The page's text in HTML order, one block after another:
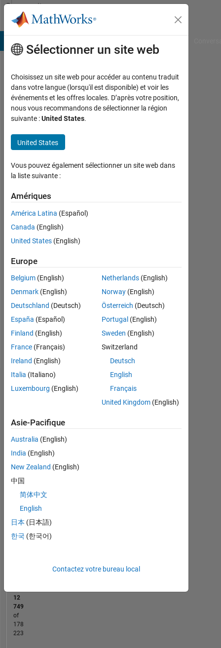
Passer au contenu
Community
Profile
Karen
Yadira
Lliguin
León
seen:
plus
ans il
y a
Actif
depuis
0
Following:
Tableau de bord
All Cody MATLAB Answers
CONTRIBUTIONS 10
-10-5
0
5
20
30
40
45
50
12
749
of
178
223
Sélectionner un site web
Choisissez un site web pour accéder au contenu traduit
dans votre langue (lorsqu'il est disponible) et voir les
événements et les offres locales. D’après votre position,
nous vous recommandons de sélectionner la région
suivante :United States.
United States
Vous pouvez également sélectionner un site web dans
la liste suivante :
Amériques
América Latina (Español)
Canada (English)
United States (English)
Europe
Belgium (English)
Denmark (English)
Deutschland (Deutsch)
España (Español)
Finland (English)
France (Français)
Ireland (English)
Italia (Italiano)
Luxembourg (English)
Netherlands(English)
Norway(English)
Österreich (Deutsch)
Portugal (English)
Sweden (English)
Switzerland
Deutsch
English
Français
United Kingdom(English)
Asie-Pacifique
Australia (English)
India (English)
New Zealand (English)
中国
简体中文
English
日本 (日本語)
한국 (한국어)
Contactez votre bureau local